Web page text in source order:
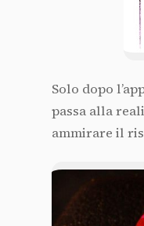
Solo dopo
passa alla
ammirare il